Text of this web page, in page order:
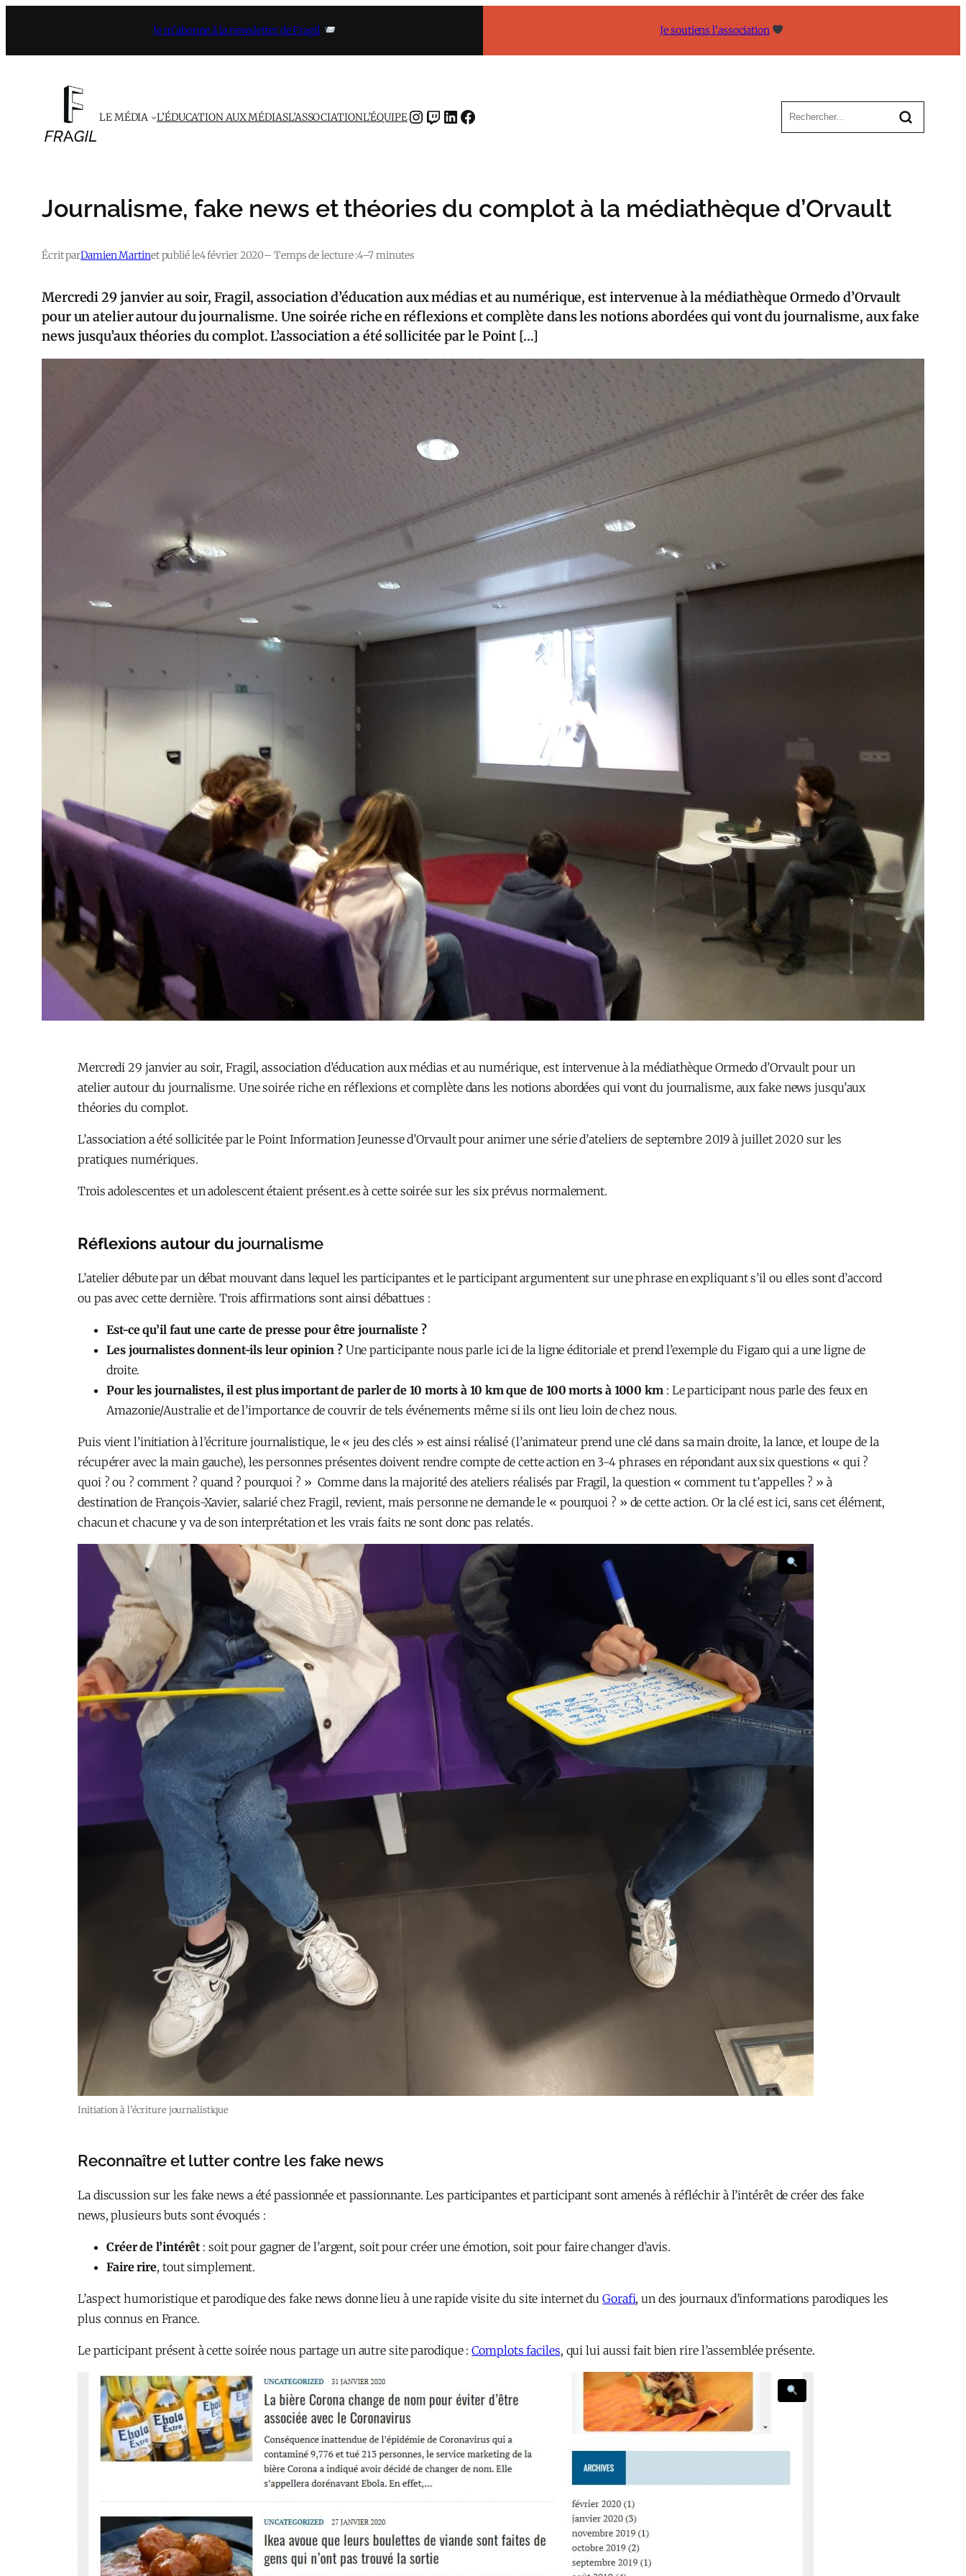
contenu
Je m’abonne à la newsletter de Fragil Je soutiens l’association
LE MÉDIA L’ÉDUCATION AUX MÉDIASL’ASSOCIATIONL’ÉQUIPEINSTAGRAMTWITCH LINKEDIN FACEBOOK
Journalisme, fake news et théories du complot à la médiathèque d’Orvault
Écrit parDamien Martinet publié le4 février 2020– Temps de lecture :4–7 minutes
Mercredi 29 janvier au soir, Fragil, association d’éducation aux médias et au numérique, est intervenue à la médiathèque Ormedo d’Orvault
pour un atelier autour du journalisme. Une soirée riche en réflexions et complète dans les notions abordées qui vont du journalisme, aux fake
news jusqu’aux théories du complot. L’association a été sollicitée par le Point […]
Mercredi 29 janvier au soir, Fragil, association d’éducation aux médias et au numérique, est intervenue à la médiathèque Ormedo d’Orvault pour un
atelier autour du journalisme. Une soirée riche en réflexions et complète dans les notions abordées qui vont du journalisme, aux fake news jusqu’aux
théories du complot.
L’association a été sollicitée par le Point Information Jeunesse d’Orvault pour animer une série d’ateliers de septembre 2019 à juillet 2020 sur les
pratiques numériques.
Trois adolescentes et un adolescent étaient présent.es à cette soirée sur les six prévus normalement.
Réflexions autour du journalisme
L’atelier débute par un débat mouvant dans lequel les participantes et le participant argumentent sur une phrase en expliquant s’il ou elles sont d’accord
ou pas avec cette dernière. Trois affirmations sont ainsi débattues :
Est-ce qu’il faut une carte de presse pour être journaliste ?
Les journalistes donnent-ils leur opinion ?Une participante nous parle ici de la ligne éditoriale et prend l’exemple du Figaro qui a une ligne de
droite.
Pour les journalistes, il est plus important de parler de 10 morts à 10 km que de 100 morts à 1000 km: Le participant nous parle des feux en
Amazonie/Australie et de l’importance de couvrir de tels événements même si ils ont lieu loin de chez nous.
Puis vient l’initiation à l’écriture journalistique, le « jeu des clés » est ainsi réalisé (l’animateur prend une clé dans sa main droite, la lance, et loupe de la
récupérer avec la main gauche), les personnes présentes doivent rendre compte de cette action en 3-4 phrases en répondant aux six questions « qui ?
quoi ? ou ? comment ? quand ? pourquoi ? » Comme dans la majorité des ateliers réalisés par Fragil, la question « comment tu t’appelles ? » à
destination de François-Xavier, salarié chez Fragil, revient, mais personne ne demande le « pourquoi ? » de cette action. Or la clé est ici, sans cet élément,
chacun et chacune y va de son interprétation et les vrais faits ne sont donc pas relatés.
Initiation à l’écriture journalistique
Reconnaître et lutter contre les fake news
La discussion sur les fake news a été passionnée et passionnante. Les participantes et participant sont amenés à réfléchir à l’intérêt de créer des fake
news, plusieurs buts sont évoqués :
Créer de l’intérêt : soit pour gagner de l’argent, soit pour créer une émotion, soit pour faire changer d’avis.
Faire rire, tout simplement.
L’aspect humoristique et parodique des fake news donne lieu à une rapide visite du site internet duGorafi, un des journaux d’informations parodiques les
plus connus en France.
Le participant présent à cette soirée nous partage un autre site parodique :Complots faciles, qui lui aussi fait bien rire l’assemblée présente.